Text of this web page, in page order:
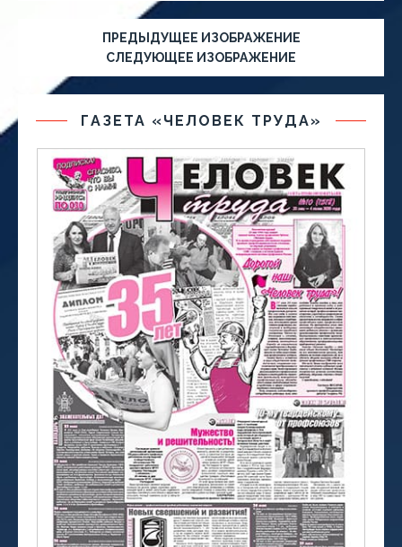
ПРЕДЫДУЩЕЕ ИЗОБРАЖЕНИЕ
СЛЕДУЮЩЕЕ ИЗОБРАЖЕНИЕ
ГАЗЕТА «ЧЕЛОВЕК ТРУДА»